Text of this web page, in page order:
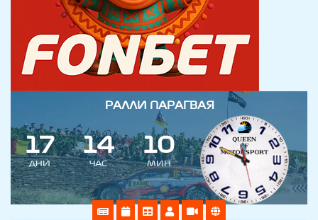
РАЛЛИ ПАРАГВАЯ
17
ДНИ
14
ЧАС
10
МИН